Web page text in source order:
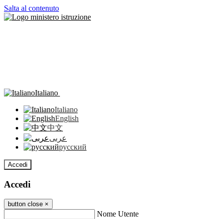
Salta al contenuto
Italiano
Italiano
English
中文
عربى
русский
Accedi
Accedi
button close ×
Nome Utente